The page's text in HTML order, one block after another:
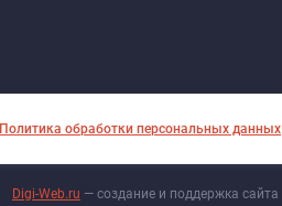
Digi-Web.ru — создание и поддержка сайта
Политика обработки персональных данных